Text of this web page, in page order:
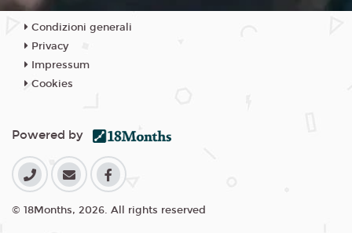
Condizioni generali
Privacy
Impressum
Cookies
Powered by
© 18Months, 2026. All rights reserved